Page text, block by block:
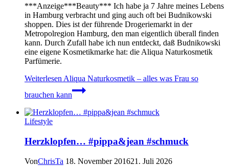
***Anzeige***Beauty*** Ich habe ja 7 Jahre meines Lebens
in Hamburg verbracht und ging auch oft bei Budnikowski
shoppen. Dies ist der führende Drogeriemarkt in der
Metropolregion Hamburg, den man eigentlich überall finden
kann. Durch Zufall habe ich nun entdeckt, daß Budnikowski
eine eigene Kosmetikmarke hat: die Aliqua Naturkosmetik
Parfümerie.
Weiterlesen Aliqua Naturkosmetik – alles was Frau so
brauchen kann
Lifestyle
Herzklopfen… #pippa&jean #schmuck
VonChrisTa 18. November 201621. Juli 2026